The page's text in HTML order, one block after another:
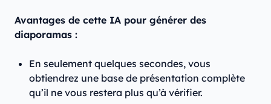
Avantages de cette IA pour générer des
diaporamas :
En seulement quelques secondes, vous
obtiendrez une base de présentation complète
qu’il ne vous restera plus qu’à vérifier.